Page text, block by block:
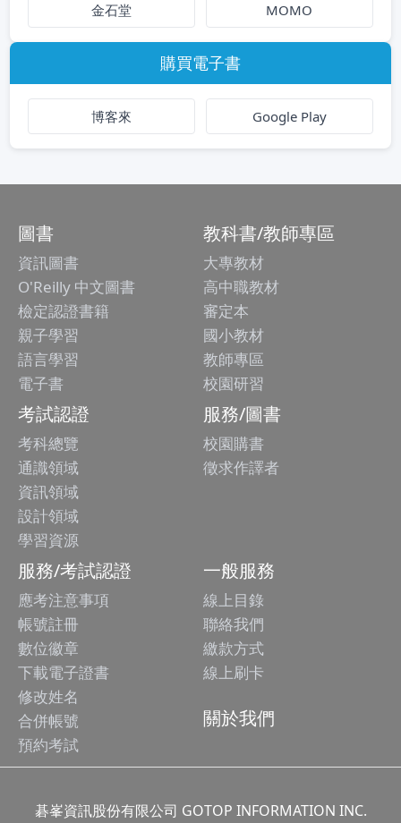
金石堂 MOMO
購買電子書
博客來 Google Play
圖書
資訊圖書
O'Reilly 中文圖書
檢定認證書籍
親子學習
語言學習
電子書
教科書/教師專區
大專教材
高中職教材
審定本
國小教材
教師專區
校園研習
考試認證
考科總覽
通識領域
資訊領域
設計領域
學習資源
服務/圖書
校園購書
徵求作譯者
服務/考試認證
應考注意事項
帳號註冊
數位徽章
下載電子證書
修改姓名
合併帳號
預約考試
一般服務
線上目錄
聯絡我們
繳款方式
線上刷卡
關於我們
碁峯資訊股份有限公司 GOTOP INFORMATION INC.